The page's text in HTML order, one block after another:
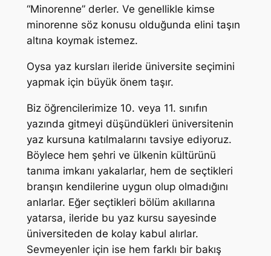
“Minorenne” derler. Ve genellikle kimse
minorenne söz konusu olduğunda elini taşın
altına koymak istemez.
Oysa yaz kursları ileride üniversite seçimini
yapmak için büyük önem taşır.
Biz öğrencilerimize 10. veya 11. sınıfın
yazında gitmeyi düşündükleri üniversitenin
yaz kursuna katılmalarını tavsiye ediyoruz.
Böylece hem şehri ve ülkenin kültürünü
tanıma imkanı yakalarlar, hem de seçtikleri
branşın kendilerine uygun olup olmadığını
anlarlar. Eğer seçtikleri bölüm akıllarına
yatarsa, ileride bu yaz kursu sayesinde
üniversiteden de kolay kabul alırlar.
Sevmeyenler için ise hem farklı bir bakış